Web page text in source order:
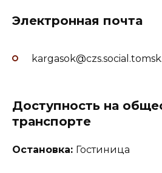
Электронная почта
Доступность на
транспорте
Остановка: Гостиница